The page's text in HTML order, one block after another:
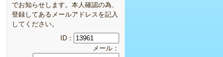
でお知らせします。本人確認の為、
登録してあるメールアドレスを記入
してください。
ID：
メール：